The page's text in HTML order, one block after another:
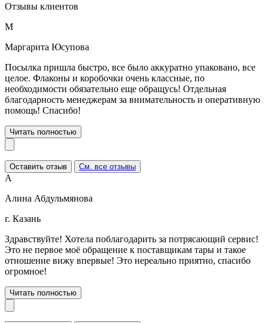
Отзывы клиентов
М
Маргарита Юсупова
Посылка пришла быстро, все было аккуратно упаковано, все
целое. Флаконы и коробочки очень классные, по
необходимости обязательно еще обращусь! Отдельная
благодарность менеджерам за внимательность и оперативную
помощь! Спасибо!
Читать полностью
Оставить отзыв См. все отзывы
А
Алина Абдульмянова
г. Казань
Здравствуйте! Хотела поблагодарить за потрясающий сервис!
Это не первое моё обращение к поставщикам тары и такое
отношение вижу впервые! Это нереально приятно, спасибо
огромное!
Читать полностью